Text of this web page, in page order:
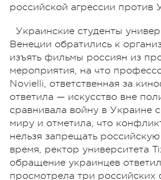
российской агрессии против
Украинские студенты
Венеции обратились к
изъять фильмы россиян из
мероприятия, на что
Novielli, ответственная за
ответила — искусство вне
сравнивала войну в Украине
миру и отметила, что
нельзя запрещать
время, ректор университета
обращение украинцев
просмотрела три